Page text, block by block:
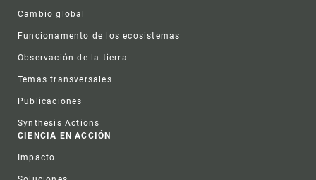
Cambio global
Funcionamento de los ecosistemas
Observación de la tierra
Temas transversales
Publicaciones
Synthesis Actions
CIENCIA EN ACCIÓN
Impacto